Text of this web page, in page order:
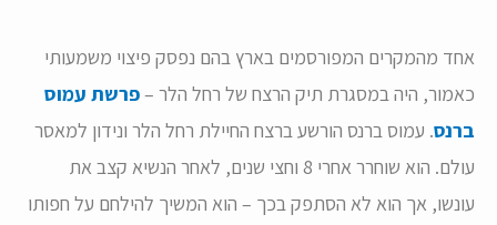
אחד מהמקרים המפורסמים בארץ בהם נפסק פיצוי משמעותי
כאמור, היה במסגרת תיק הרצח של רחל הלר –פרשת עמוס
ברנס. עמוס ברנס הורשע ברצח החיילת רחל הלר ונידון למאסר
עולם. הוא שוחרר אחרי 8 וחצי שנים, לאחר הנשיא קצב את
עונשו, אך הוא לא הסתפק בכך – הוא המשיך להילחם על חפותו